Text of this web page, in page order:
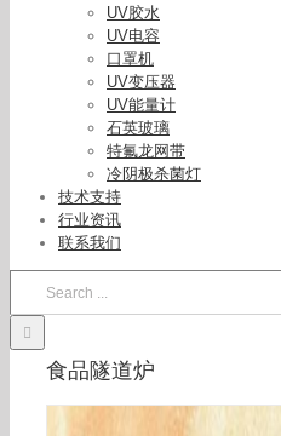
UV胶水
UV电容
口罩机
UV变压器
UV能量计
石英玻璃
特氟龙网带
冷阴极杀菌灯
技术支持
行业资讯
联系我们
食品隧道炉